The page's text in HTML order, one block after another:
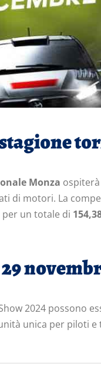
Monza
di motori. La
un totale di
2024 possono
unica per piloti